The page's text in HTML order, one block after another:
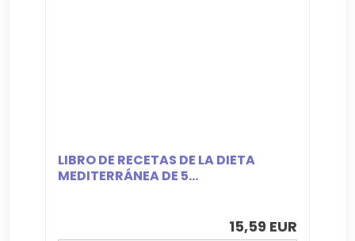
LIBRO DE RECETAS DE LA DIETA
MEDITERRÁNEA DE 5...
15,59 EUR